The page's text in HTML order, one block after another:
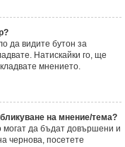
да видите бутон за
Натискайки го, ще
мнението.
на мнение/тема?
могат да бъдат довършени и
чернова, посетете